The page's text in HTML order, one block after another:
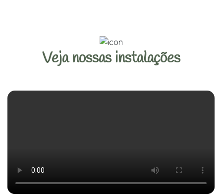
Veja nossas instalações